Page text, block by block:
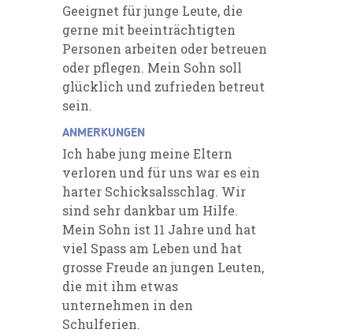
Geeignet für junge Leute, die
gerne mit beeinträchtigten
Personen arbeiten oder betreuen
oder pflegen. Mein Sohn soll
glücklich und zufrieden betreut
sein.
ANMERKUNGEN
Ich habe jung meine Eltern
verloren und für uns war es ein
harter Schicksalsschlag. Wir
sind sehr dankbar um Hilfe.
Mein Sohn ist 11 Jahre und hat
viel Spass am Leben und hat
grosse Freude an jungen Leuten,
die mit ihm etwas
unternehmen in den
Schulferien.